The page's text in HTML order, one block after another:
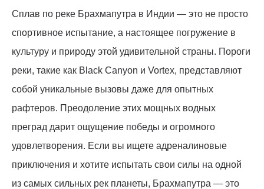
Сплав по реке Брахмапутра в Индии — это не просто
спортивное испытание, а настоящее погружение в
культуру и природу этой удивительной страны. Пороги
реки, такие как Black Canyon и Vortex, представляют
собой уникальные вызовы даже для опытных
рафтеров. Преодоление этих мощных водных
преград дарит ощущение победы и огромного
удовлетворения. Если вы ищете адреналиновые
приключения и хотите испытать свои силы на одной
из самых сильных рек планеты, Брахмапутра — это